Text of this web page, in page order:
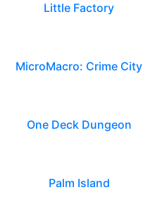
Little Factory
MicroMacro: Crime City
One Deck Dungeon
Palm Island